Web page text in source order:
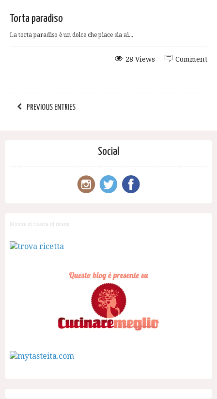
Torta paradiso
La torta paradiso è un dolce che piace sia ai...
Comment
28 Views
PREVIOUS ENTRIES
Social
Motore di ricerca di ricette